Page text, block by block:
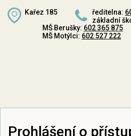
Kařez 185 ředitelna:
základní
MŠ Berušky: 602 365 875
MŠ Motýlci: 602 527 222
Prohlášení o